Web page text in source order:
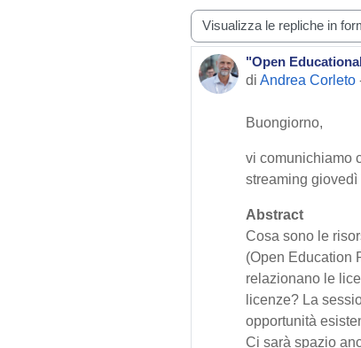
Modalità visualizzazione
"Open
di Andrea Corleto
Numero di
Buongiorno,
vi comunichiamo
streaming giovedì
Abstract
Cosa sono le
(Open Education
relazionano le
licenze? La
opportunità
Ci sarà spazio